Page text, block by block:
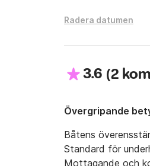
Radera datumen
3.6 (2
Övergripande
Båtens
Standard för
Mottagande och